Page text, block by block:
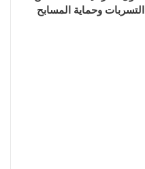
التسربات وحماية المسابح